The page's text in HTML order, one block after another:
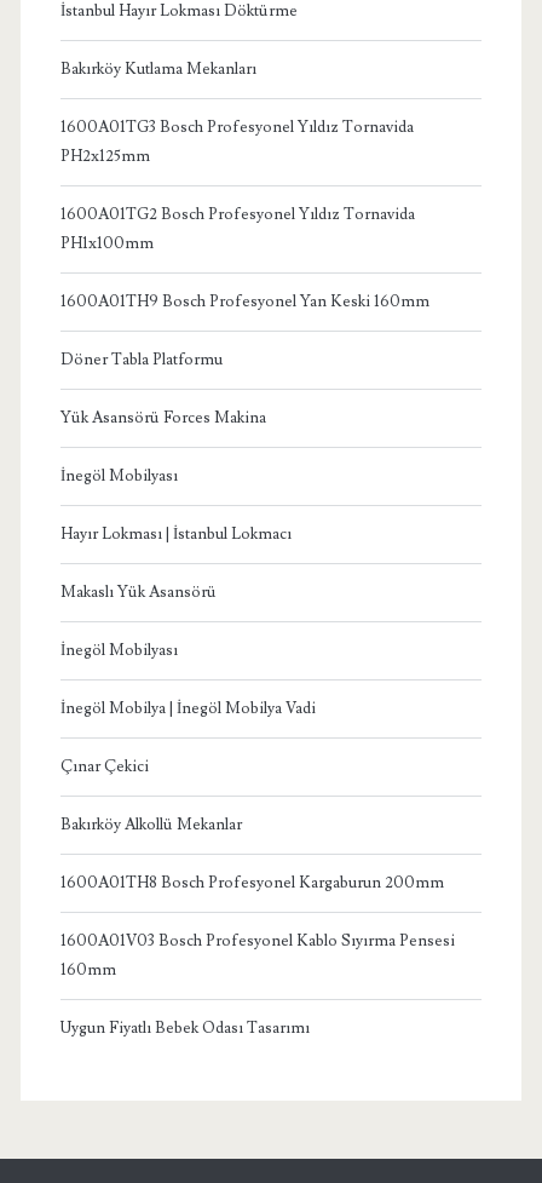
İstanbul Hayır Lokması Döktürme
Bakırköy Kutlama Mekanları
1600A01TG3 Bosch Profesyonel Yıldız Tornavida
PH2x125mm
1600A01TG2 Bosch Profesyonel Yıldız Tornavida
PH1x100mm
1600A01TH9 Bosch Profesyonel Yan Keski 160mm
Döner Tabla Platformu
Yük Asansörü Forces Makina
İnegöl Mobilyası
Hayır Lokması | İstanbul Lokmacı
Makaslı Yük Asansörü
İnegöl Mobilyası
İnegöl Mobilya | İnegöl Mobilya Vadi
Çınar Çekici
Bakırköy Alkollü Mekanlar
1600A01TH8 Bosch Profesyonel Kargaburun 200mm
1600A01V03 Bosch Profesyonel Kablo Sıyırma Pensesi
160mm
Uygun Fiyatlı Bebek Odası Tasarımı